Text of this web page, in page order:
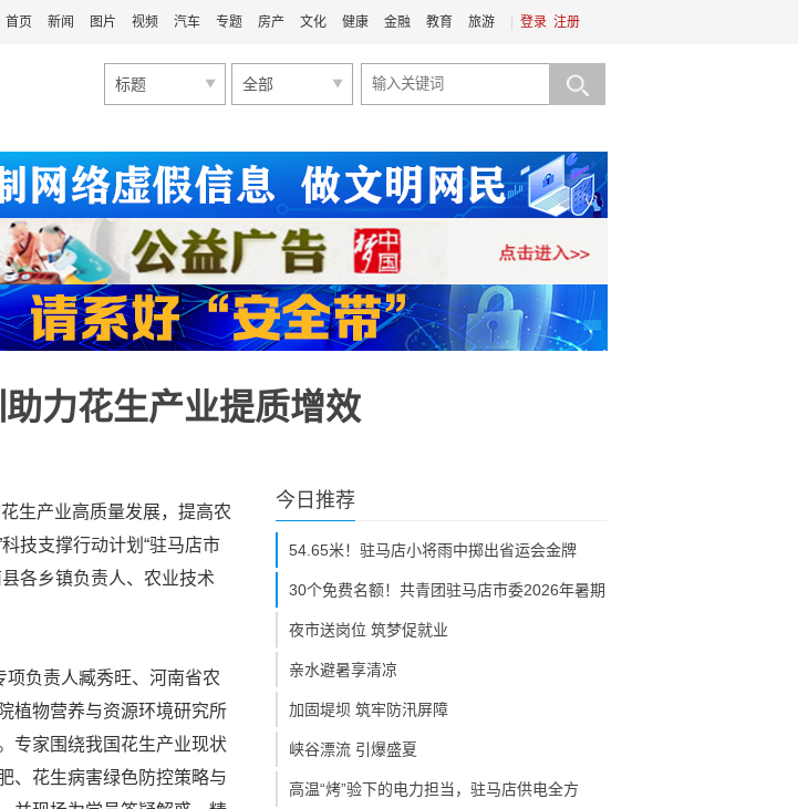
登录 注册
首页 新闻 图片 视频 汽车 专题 房产 文化 健康 金融 教育 旅游
标题 全部
力花生产业提质增效
生产业高质量发展，提高农
技支撑行动计划“驻马店市
各乡镇负责人、农业技术
项负责人臧秀旺、河南省农
植物营养与资源环境研究所
专家围绕我国花生产业现状
、花生病害绿色防控策略与
今日推荐
54.65米！驻马店小将雨中掷出省运会金牌
30个免费名额！共青团驻马店市委2026年暑期
夜市送岗位 筑梦促就业
亲水避暑享清凉
加固堤坝 筑牢防汛屏障
峡谷漂流 引爆盛夏
高温“烤”验下的电力担当，驻马店供电全方